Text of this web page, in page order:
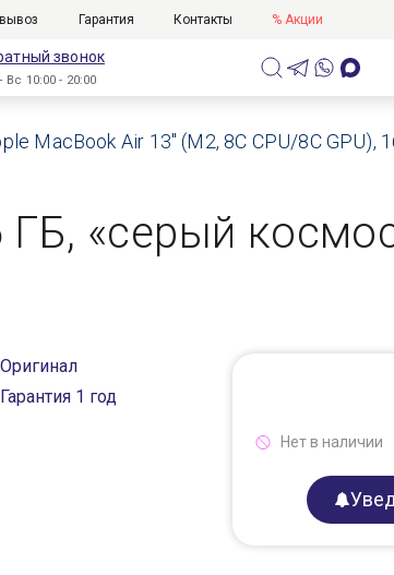
Гарантия Контакты % Акции
звонок
Вс 10:00 - 20:00
MacBook Air 13" (M2, 8C CPU/8C GPU),
«серый
Оригинал
Гарантия 1 год
Нет в наличии